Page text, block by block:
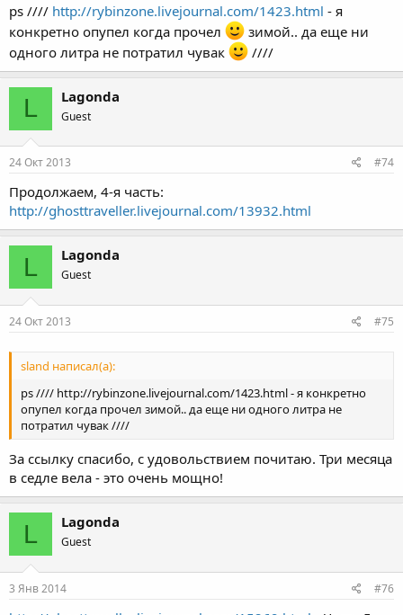
ps //// http://rybinzone.livejournal.com/1423.html - я
конкретно опупел когда прочел
зимой.. да еще ни
одного литра не потратил чувак
////
L Lagonda
Guest
24 Окт 2013 #74
Продолжаем, 4-я часть:
http://ghosttraveller.livejournal.com/13932.html
L Lagonda
Guest
24 Окт 2013 #75
sland написал(а):
ps //// http://rybinzone.livejournal.com/1423.html - я конкретно
опупел когда прочел зимой.. да еще ни одного литра не
потратил чувак ////
За ссылку спасибо, с удовольствием почитаю. Три месяца
в седле вела - это очень мощно!
L Lagonda
Guest
3 Янв 2014 #76